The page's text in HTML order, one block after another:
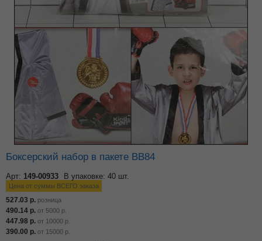
Боксерский набор в пакете ВВ84
Арт: 149-00933 В упаковке: 40 шт.
Цена от суммы ВСЕГО заказа
527.03 р. розница
490.14 р. от 5000 р.
447.98 р. от 10000 р.
390.00 р. от 15000 р.